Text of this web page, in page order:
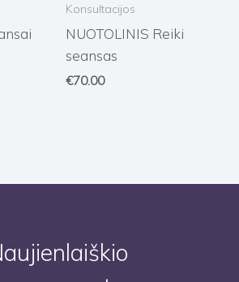
Konsultacijos
NUOTOLINIS Reiki
seansas
€70.00